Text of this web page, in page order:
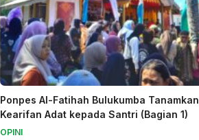
Ponpes Al-Fatihah Bulukumba Tanamkan
Kearifan Adat kepada Santri (Bagian 1)
OPINI